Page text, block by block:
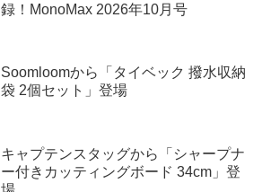
録！MonoMax 2026年10月号
Soomloomから「タイベック 撥水収納
袋 2個セット」登場
キャプテンスタッグから「シャープナ
ー付きカッティングボード 34cm」登